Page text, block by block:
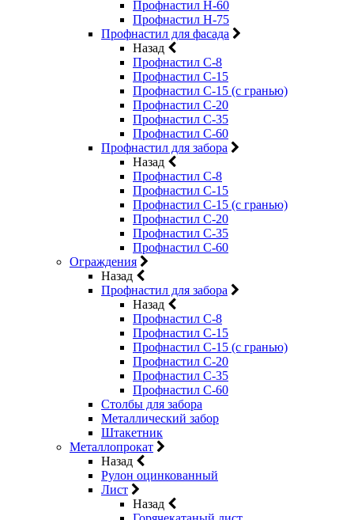
Профнастил Н-60
Профнастил Н-75
Профнастил для фасада
Назад
Профнастил С-8
Профнастил С-15
Профнастил С-15 (с гранью)
Профнастил С-20
Профнастил С-35
Профнастил С-60
Профнастил для забора
Назад
Профнастил С-8
Профнастил С-15
Профнастил С-15 (с гранью)
Профнастил С-20
Профнастил С-35
Профнастил С-60
Ограждения
Назад
Профнастил для забора
Назад
Профнастил С-8
Профнастил С-15
Профнастил С-15 (с гранью)
Профнастил С-20
Профнастил С-35
Профнастил С-60
Столбы для забора
Металлический забор
Штакетник
Металлопрокат
Назад
Рулон оцинкованный
Лист
Назад